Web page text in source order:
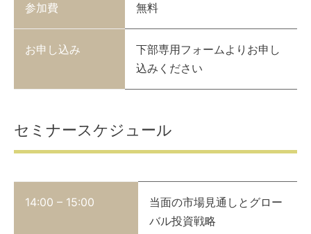
参加費 無料
お申し込み
下部専用フォームよりお申し
込みください
セミナースケジュール
14:00 – 15:00
当面の市場見通しとグロー
バル投資戦略